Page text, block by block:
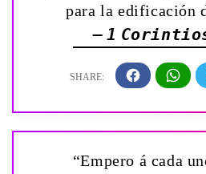
para la edificación
— 1
“Empero á cada